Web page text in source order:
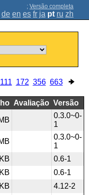
; Versão completa
de en es fr ja pt ru zh
111 172 356 663
Avaliação Versão
0.3.0~0-
1
0.3.0~0-
1
0.6-1
0.6-1
4.12-2